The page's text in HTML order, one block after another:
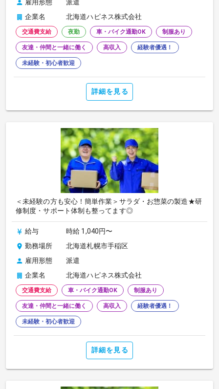
雇用形態
派遣
企業名
北海道ハピネス株式会社
交通費支給 夜勤 車・バイク通勤OK 制服あり
友達・仲間と一緒に働く 高収入 経験者優遇！
未経験・初心者歓迎
詳細を見る
＜未経験の方も安心！簡単作業＞サラダ・お惣菜の製造★研
修制度・サポート体制も整ってます◎
給与
時給 1,040円〜
勤務場所
北海道札幌市手稲区
雇用形態
派遣
企業名
北海道ハピネス株式会社
交通費支給 車・バイク通勤OK 制服あり
友達・仲間と一緒に働く 高収入 経験者優遇！
未経験・初心者歓迎
詳細を見る